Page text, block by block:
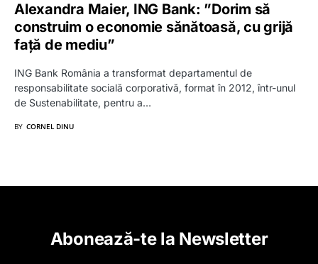
Alexandra Maier, ING Bank: ”Dorim să
construim o economie sănătoasă, cu grijă
față de mediu”
ING Bank România a transformat departamentul de
responsabilitate socială corporativă, format în 2012, într-unul
de Sustenabilitate, pentru a…
BY CORNEL DINU
Abonează-te la Newsletter